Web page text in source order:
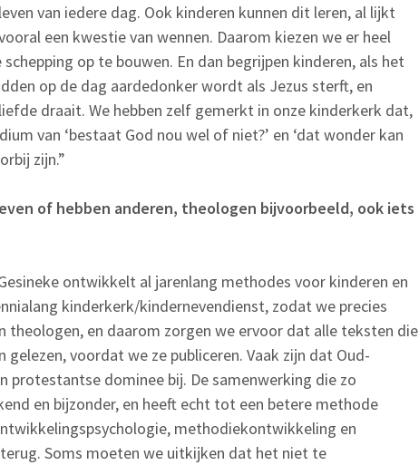
van iedere dag. Ook kinderen kunnen dit leren, al lijkt
een kwestie van wennen. Daarom kiezen we er heel
op te bouwen. En dan begrijpen kinderen, als het
op de dag aardedonker wordt als Jezus sterft, en
draait. We hebben zelf gemerkt in onze kinderkerk dat,
van ‘bestaat God nou wel of niet?’ en ‘dat wonder kan
zijn.”
of hebben anderen, theologen bijvoorbeeld, ook iets
ontwikkelt al jarenlang methodes voor kinderen en
kinderkerk/kindernevendienst, zodat we precies
theologen, en daarom zorgen we ervoor dat alle teksten die
voordat we ze publiceren. Vaak zijn dat Oud-
protestantse dominee bij. De samenwerking die zo
en bijzonder, en heeft echt tot een betere methode
methodiekontwikkeling en
Soms moeten we uitkijken dat het niet te